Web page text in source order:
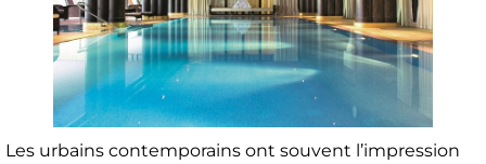
Les urbains contemporains ont souvent l’impression